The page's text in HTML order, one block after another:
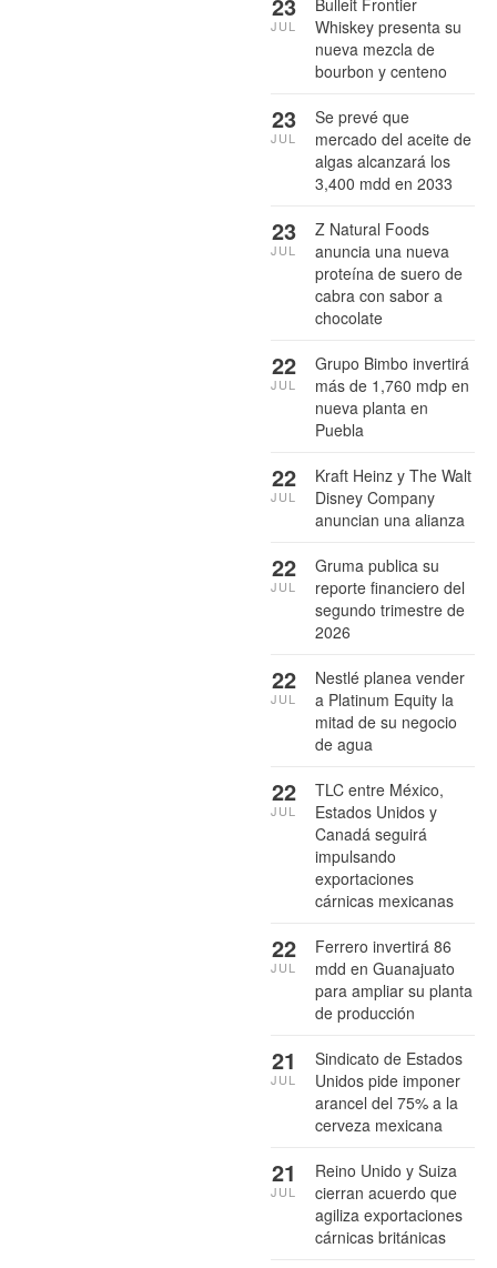
Bulleit Frontier
Whiskey presenta su
nueva mezcla de
bourbon y centeno
23
JUL
Se prevé que
mercado del aceite de
algas alcanzará los
3,400 mdd en 2033
23
JUL
Z Natural Foods
anuncia una nueva
proteína de suero de
cabra con sabor a
chocolate
23
JUL
Grupo Bimbo invertirá
más de 1,760 mdp en
nueva planta en
Puebla
22
JUL
Kraft Heinz y The Walt
Disney Company
anuncian una alianza
22
JUL
Gruma publica su
reporte financiero del
segundo trimestre de
2026
22
JUL
Nestlé planea vender
a Platinum Equity la
mitad de su negocio
de agua
22
JUL
TLC entre México,
Estados Unidos y
Canadá seguirá
impulsando
exportaciones
cárnicas mexicanas
22
JUL
Ferrero invertirá 86
mdd en Guanajuato
para ampliar su planta
de producción
22
JUL
Sindicato de Estados
Unidos pide imponer
arancel del 75% a la
cerveza mexicana
21
JUL
Reino Unido y Suiza
cierran acuerdo que
agiliza exportaciones
cárnicas británicas
21
JUL